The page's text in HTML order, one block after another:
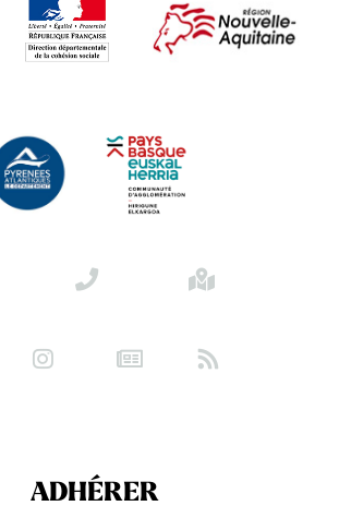
ADHÉRER